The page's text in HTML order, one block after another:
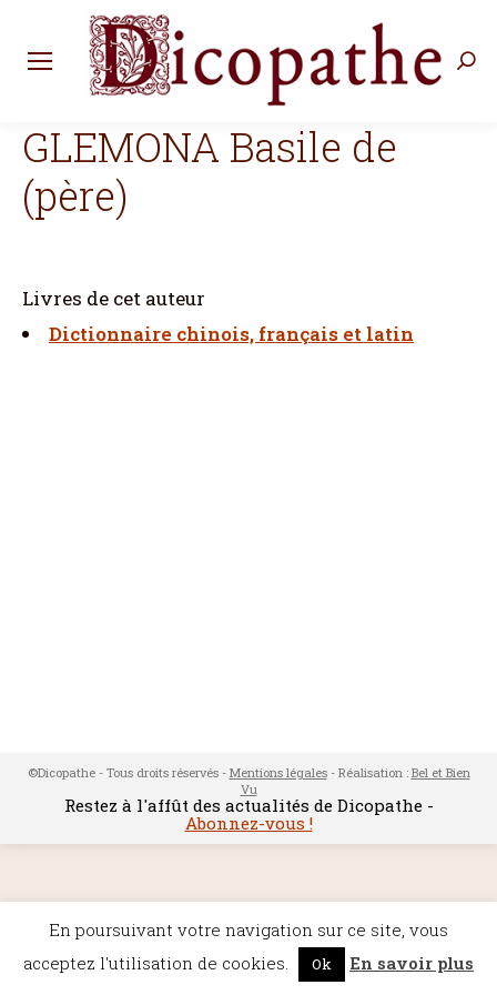
GLEMONA Basile de
(père)
Livres de cet auteur
Dictionnaire chinois, français et latin
©Dicopathe - Tous droits réservés - Mentions légales- Réalisation : Bel et Bien
Vu
Restez à l'affût des actualités de Dicopathe -
Abonnez-vous !
En poursuivant votre navigation sur ce site, vous
acceptez l'utilisation de cookies.
Ok En savoir plus